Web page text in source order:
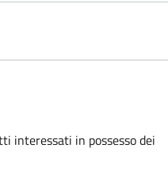
interessati in possesso dei